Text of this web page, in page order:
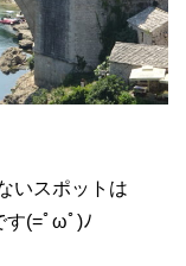
いスポットは
す(=ﾟωﾟ)ﾉ